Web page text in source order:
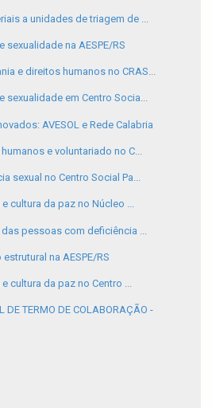
a unidades de triagem de ...
sexualidade na AESPE/RS
e direitos humanos no CRAS...
sexualidade em Centro Socia...
AVESOL e Rede Calabria
e voluntariado no C...
sexual no Centro Social Pa...
cultura da paz no Núcleo ...
pessoas com deficiência ...
na AESPE/RS
cultura da paz no Centro ...
DE TERMO DE COLABORAÇÃO -